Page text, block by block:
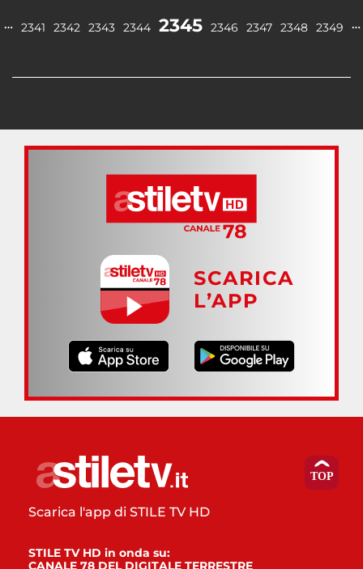
… 2341 2342 2343 2344 2345 2346 2347 2348 2349 …
SCARICA
L’APP
Scarica l'app di STILE TV HD
STILE TV HD in onda su:
CANALE 78 DEL DIGITALE TERRESTRE